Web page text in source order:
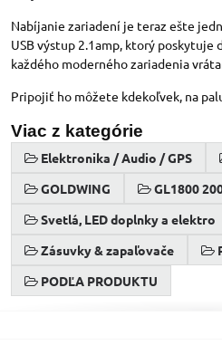
Nabíjanie zariadení je teraz ešte
USB výstup 2.1amp, ktorý
každého moderného zariadenia
Pripojiť ho môžete kdekoľvek, na
Viac z kategórie
Elektronika / Audio / GPS
GOLDWING
GL1800
Svetlá, LED doplnky a elektro
Zásuvky & zapaľovače
PODĽA PRODUKTU